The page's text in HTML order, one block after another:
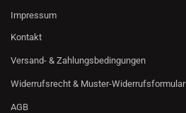
Impressum
Kontakt
Versand- & Zahlungsbedingungen
Widerrufsrecht & Muster-Widerrufsformular
AGB